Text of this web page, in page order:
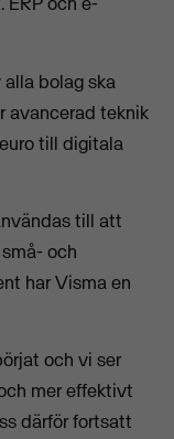
bolag ska
avancerad teknik
till digitala
till att
och
har Visma en
och vi ser
mer effektivt
därför fortsatt